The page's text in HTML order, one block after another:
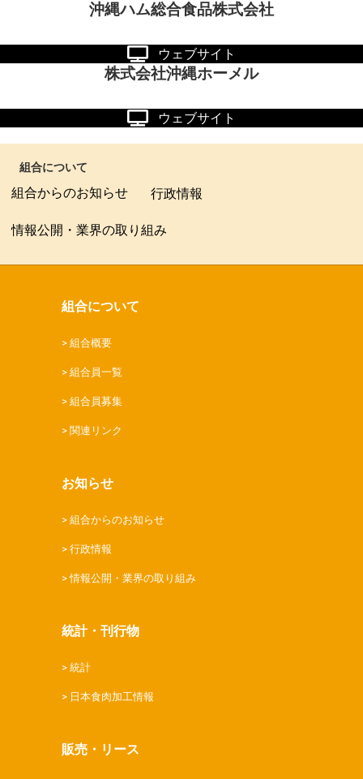
沖縄ハム総合食品株式会社
ウェブサイト
株式会社沖縄ホーメル
ウェブサイト
組合について
組合からのお知らせ 行政情報
情報公開・業界の取り組み
組合について
組合概要
組合員一覧
組合員募集
関連リンク
お知らせ
組合からのお知らせ
行政情報
情報公開・業界の取り組み
統計・刊行物
統計
日本食肉加工情報
販売・リース